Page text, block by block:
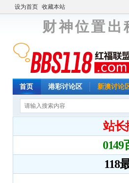
设为首页 收藏本站
财 神 位 置 出
首页 港彩讨论区 新澳讨论